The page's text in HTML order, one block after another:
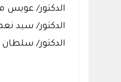
الدكتور/ عويس
الدكتور/ سيد
الدكتور/ سلطان